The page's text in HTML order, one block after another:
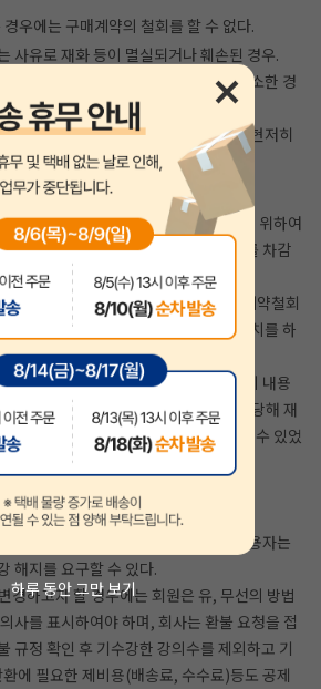
하루 동안 그만 보기
우에는 구매계약의 철회를 할 수 없다.
사유로 재화 등이 멸실되거나 훼손된 경우.
부 소비로 재화 등의 가치가 현저히 감소한 경
하기 곤란할 정도로 재화 등의 가치가 현저히
의 포장을 훼손한 경우
라도 재화(도서) 등의 내용을 확인하기 위하여
손한 경우에는 해당 도서 정가의 30%를 차감
매계약의 철회를 할 수 있다.
경우에 지안에듀에서 사전에 구매계약철회
자가 쉽게 알 수 있는 곳에 명기하는 조치를 하
권이 제한되지 않는다.
의 규정에도 불구하고 재화(도서) 등의 내용
나 계약내용과 다르게 이행된 때에는 당해 재
부터 3월 이내, 그 사실을 안 날 또는 알 수 있었
계약철회 등을 할 수 있다.
구매계약철회, 변경 등)
등의 구매에 관한 계약을 체결한 이용자는
해지를 요구할 수 있다.
하고자 할 경우에는 회원은 유, 무선의 방법
사를 표시하여야 하며, 회사는 환불 요청을 접
규정 확인 후 기수강한 강의수를 제외하고 기
에 필요한 제비용(배송료, 수수료)등도 공제